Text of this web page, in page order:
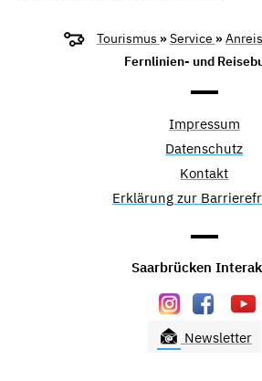
Tourismus »Service »
Fernlinien- und
Impressum
Datenschutz
Kontakt
Erklärung zur
Saarbrücken
Newsletter